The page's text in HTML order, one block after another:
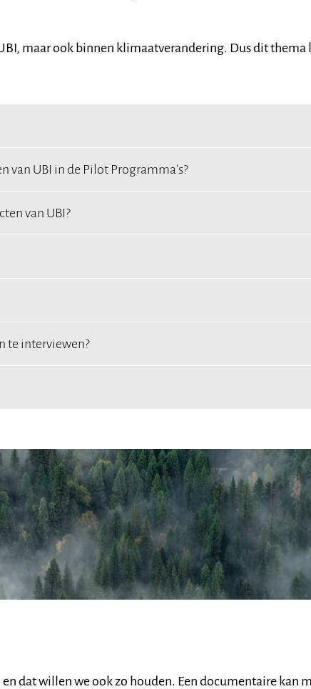
maar ook binnen klimaatverandering. Dus dit thema
van UBI in de Pilot Programma's?
van UBI?
te interviewen?
dat willen we ook zo houden. Een documentaire kan